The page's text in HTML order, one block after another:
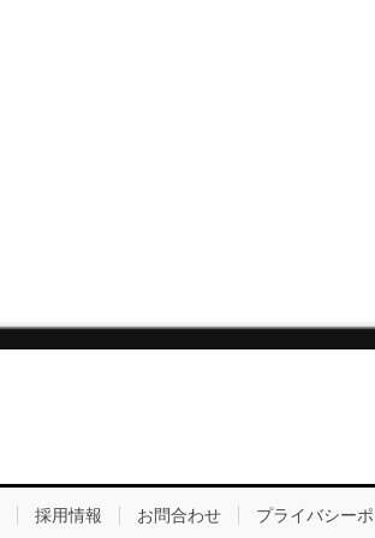
採用情報 お問合わせ プライバシー